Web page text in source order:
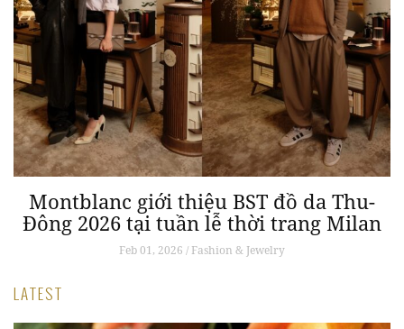
Montblanc giới thiệu BST đồ da Thu-
Đông 2026 tại tuần lễ thời trang Milan
Feb 01, 2026 / Fashion & Jewelry
LATEST